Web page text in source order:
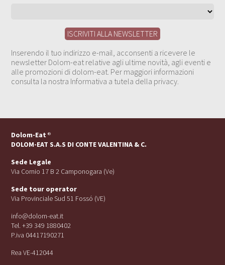
Inserendo il tuo indirizzo e-mail, acconsenti a ricevere le
newsletter Dolom-eat relative agli ultime novità, agli eventi e
alle promozioni di dolom-eat. Per maggiori informazioni
consulta la nostra Informativa a tutela della privacy.
Dolom-Eat ®
DOLOM-EAT S.A.S DI CONTE VALENTINA & C.
Sede Legale
Via Cornio 17 B 2 Camponogara (Ve)
Sede tour operator
Via Provinciale Sud 51 Fossó (VE)
info@dolom-eat.it
Tel. +39 349 1880402
P.iva 04417190271
Rea VE-412044